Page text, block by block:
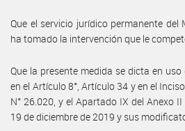
Que el servicio jurídico permanente del
ha tomado la intervención que le
Que la presente medida se dicta en
en el Artículo 8°, Artículo 34 y en el
N° 26.020, y el Apartado IX del Anexo
19 de diciembre de 2019 y sus